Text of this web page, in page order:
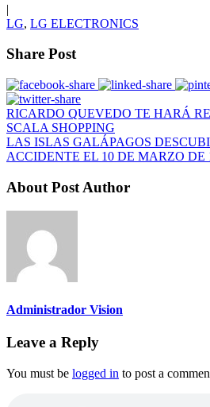
|
LG, LG ELECTRONICS
Share Post
RICARDO QUEVEDO TE HARÁ
SCALA SHOPPING
LAS ISLAS GALÁPAGOS
ACCIDENTE EL 10 DE MARZO DE
About Post Author
Administrador Vision
Leave a Reply
You must be logged in to post a